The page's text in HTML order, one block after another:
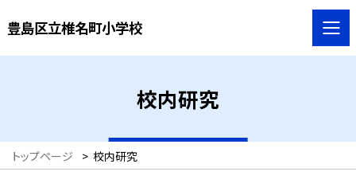
豊島区立椎名町小学校
校内研究
トップページ > 校内研究